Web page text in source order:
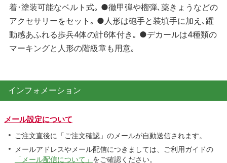
着･塗装可能なベルト式｡ ●徹甲弾や榴弾､薬きょうなどの
アクセサリーをセット｡ ●人形は砲手と装填手に加え､躍
動感あふれる歩兵4体の計6体付き｡ ●デカールは4種類の
マーキングと人形の階級章も用意｡
インフォメーション
メール設定について
ご注文直後に「ご注文確認」のメールが自動送信されます。
メールアドレスやメール配信につきましては、ご利用ガイドの
「メール配信について」 をご確認ください。